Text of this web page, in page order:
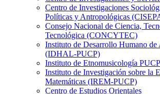
Centro de Investigaciones
Políticas y Antropológicas
Consejo Nacional de Ciencia,
Tecnológica (CONCYTEC)
Instituto de Desarrollo Humano de
(IDHAL-PUCP)
Instituto de Etnomusicología PUCP
Instituto de Investigación sobre la
Matemáticas (IREM-PUCP)
Centro de Estudios Orientales